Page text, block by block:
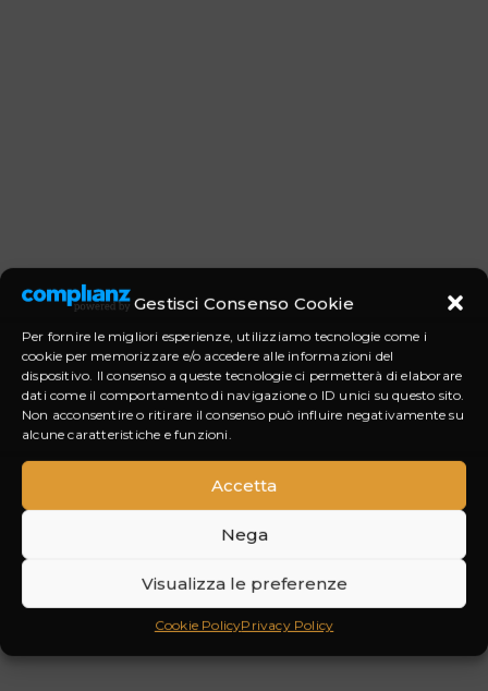
Gestisci Consenso Cookie
Per fornire le migliori esperienze, utilizziamo tecnologie come i
cookie per memorizzare e/o accedere alle informazioni del
dispositivo. Il consenso a queste tecnologie ci permetterà di elaborare
dati come il comportamento di navigazione o ID unici su questo sito.
Non acconsentire o ritirare il consenso può influire negativamente su
alcune caratteristiche e funzioni.
Accetta
Nega
Visualizza le preferenze
Cookie PolicyPrivacy Policy